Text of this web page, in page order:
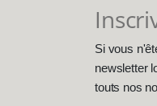
Si vous
newsletter
touts nos